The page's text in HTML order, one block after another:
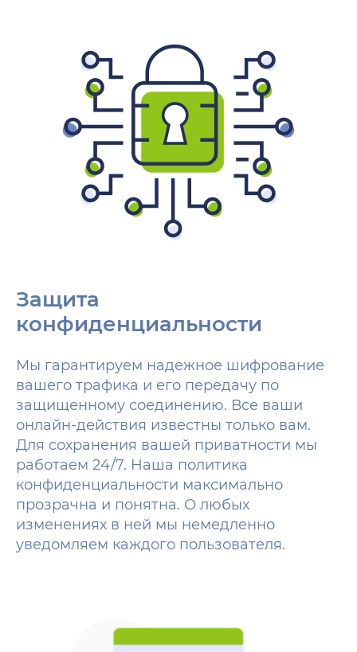
Защита
конфиденциальности
Мы гарантируем надежное шифрование
вашего трафика и его передачу по
защищенному соединению. Все ваши
онлайн-действия известны только вам.
Для сохранения вашей приватности мы
работаем 24/7. Наша политика
конфиденциальности максимально
прозрачна и понятна. О любых
изменениях в ней мы немедленно
уведомляем каждого пользователя.